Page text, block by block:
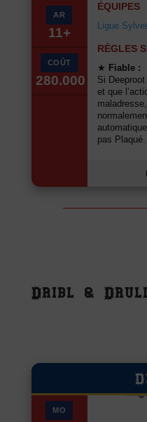
AR
11+
COÛT
280.000
ÉQUIPES
Ligue
RÈGLES
★ Fiable :
Si
et que
pas Plaqué.
Dribl &
MO